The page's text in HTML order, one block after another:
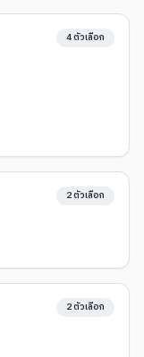
4ตัวเลือก
2ตัวเลือก
2ตัวเลือก